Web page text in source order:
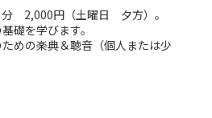
円（土曜日 夕方）。
礎を学びます。
めの楽典＆聴音（個人または少